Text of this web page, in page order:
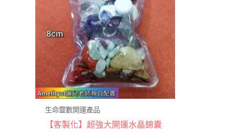
生命靈數開運產品
【客製化】超強大開運水晶錦囊